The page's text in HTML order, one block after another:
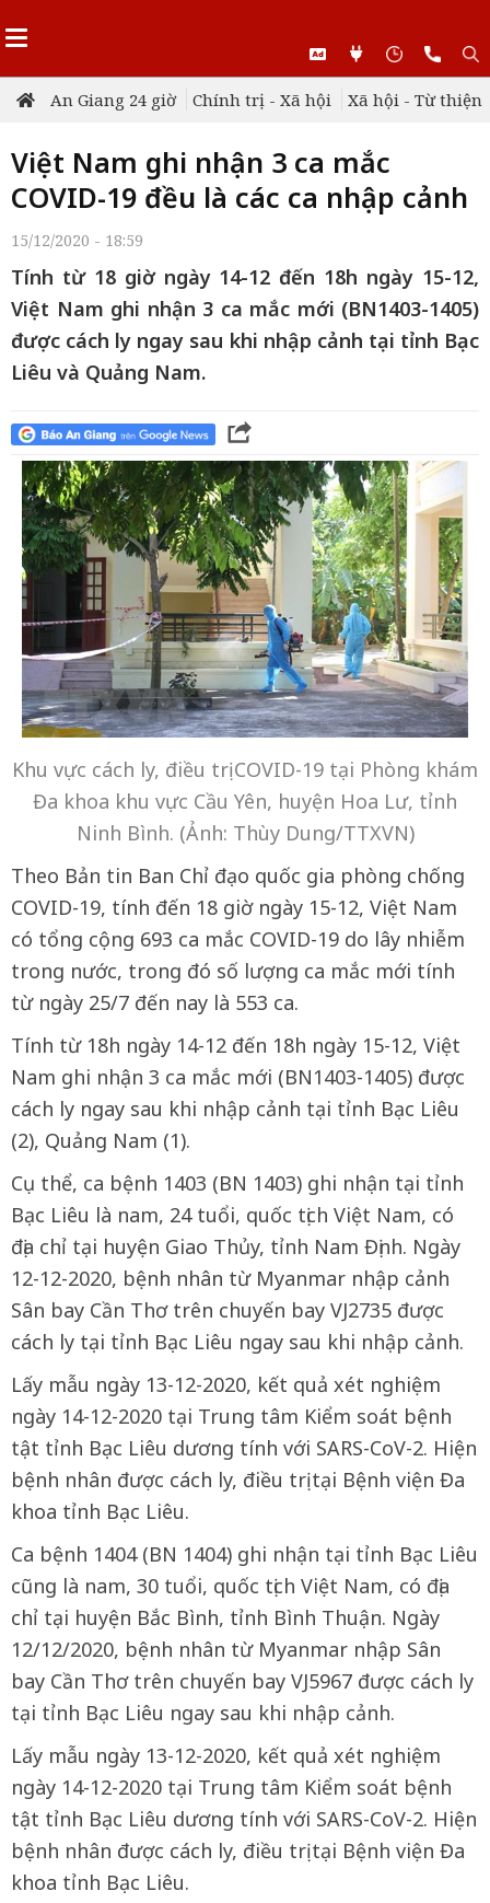
An Giang 24 giờ Chính trị - Xã hội Xã hội - Từ thiện
Việt Nam ghi nhận 3 ca mắc
COVID-19 đều là các ca nhập cảnh
15/12/2020 - 18:59
Tính từ 18 giờ ngày 14-12 đến 18h ngày 15-12,
Việt Nam ghi nhận 3 ca mắc mới (BN1403-1405)
được cách ly ngay sau khi nhập cảnh tại tỉnh Bạc
Liêu và Quảng Nam.
Khu vực cách ly, điều trị COVID-19 tại Phòng khám
Đa khoa khu vực Cầu Yên, huyện Hoa Lư, tỉnh
Ninh Bình. (Ảnh: Thùy Dung/TTXVN)
Theo Bản tin Ban Chỉ đạo quốc gia phòng chống
COVID-19, tính đến 18 giờ ngày 15-12, Việt Nam
có tổng cộng 693 ca mắc COVID-19 do lây nhiễm
trong nước, trong đó số lượng ca mắc mới tính
từ ngày 25/7 đến nay là 553 ca.
Tính từ 18h ngày 14-12 đến 18h ngày 15-12, Việt
Nam ghi nhận 3 ca mắc mới (BN1403-1405) được
cách ly ngay sau khi nhập cảnh tại tỉnh Bạc Liêu
(2), Quảng Nam (1).
Cụ thể, ca bệnh 1403 (BN 1403) ghi nhận tại tỉnh
Bạc Liêu là nam, 24 tuổi, quốc tịch Việt Nam, có
địa chỉ tại huyện Giao Thủy, tỉnh Nam Định. Ngày
12-12-2020, bệnh nhân từ Myanmar nhập cảnh
Sân bay Cần Thơ trên chuyến bay VJ2735 được
cách ly tại tỉnh Bạc Liêu ngay sau khi nhập cảnh.
Lấy mẫu ngày 13-12-2020, kết quả xét nghiệm
ngày 14-12-2020 tại Trung tâm Kiểm soát bệnh
tật tỉnh Bạc Liêu dương tính với SARS-CoV-2. Hiện
bệnh nhân được cách ly, điều trị tại Bệnh viện Đa
khoa tỉnh Bạc Liêu.
Ca bệnh 1404 (BN 1404) ghi nhận tại tỉnh Bạc Liêu
cũng là nam, 30 tuổi, quốc tịch Việt Nam, có địa
chỉ tại huyện Bắc Bình, tỉnh Bình Thuận. Ngày
12/12/2020, bệnh nhân từ Myanmar nhập Sân
bay Cần Thơ trên chuyến bay VJ5967 được cách ly
tại tỉnh Bạc Liêu ngay sau khi nhập cảnh.
Lấy mẫu ngày 13-12-2020, kết quả xét nghiệm
ngày 14-12-2020 tại Trung tâm Kiểm soát bệnh
tật tỉnh Bạc Liêu dương tính với SARS-CoV-2. Hiện
bệnh nhân được cách ly, điều trị tại Bệnh viện Đa
khoa tỉnh Bạc Liêu.